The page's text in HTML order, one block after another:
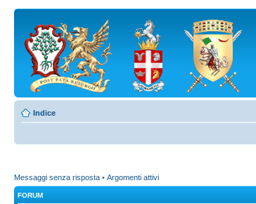
Indice
Messaggi senza risposta • Argomenti attivi
FORUM